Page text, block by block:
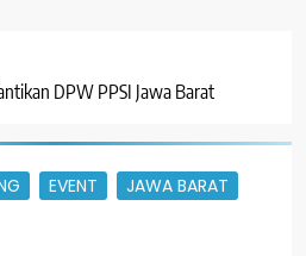
DPW PPSI Jawa Barat
EVENT
JAWA BARAT